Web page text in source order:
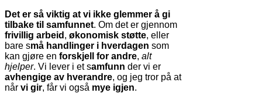
Det er så viktig at vi ikke glemmer å gi
tilbake til samfunnet. Om det er gjennom
frivillig arbeid , økonomisk støtte, eller
bare små handlinger i hverdagen som
kan gjøre en forskjell for andre, alt
hjelper. Vi lever i et samfunn der vi er
avhengige av hverandre, og jeg tror på at
når vi gir, får vi også mye igjen.